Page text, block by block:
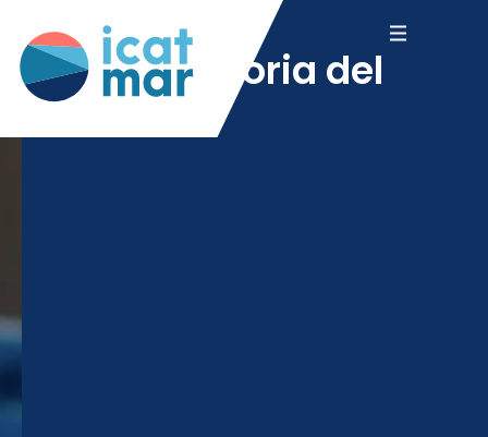
breve historia del
icatmar